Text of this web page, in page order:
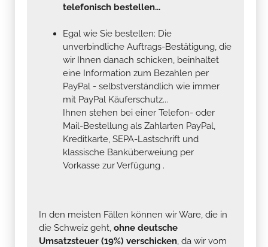
telefonisch bestellen...
Egal wie Sie bestellen: Die
unverbindliche Auftrags-Bestätigung, die
wir Ihnen danach schicken, beinhaltet
eine Information zum Bezahlen per
PayPal - selbstverständlich wie immer
mit PayPal Käuferschutz...
Ihnen stehen bei einer Telefon- oder
Mail-Bestellung als Zahlarten PayPal,
Kreditkarte, SEPA-Lastschrift und
klassische Banküberweiung per
Vorkasse zur Verfügung .
In den meisten Fällen können wir Ware, die in
die Schweiz geht, ohne deutsche
Umsatzsteuer (19%) verschicken, da wir vom